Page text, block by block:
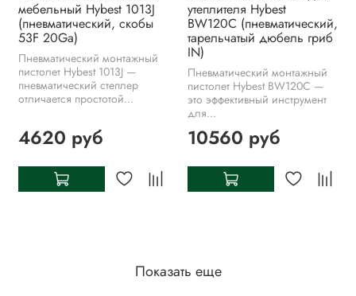
мебельный Hybest 1013J
(пневматический, скобы
53F 20Ga)
Пневматический монтажный
пистолет Hybest 1013J —
пневматический степлер
отличается простотой...
4620 руб
утеплителя Hybest
BW120C (пневматический,
тарельчатый дюбель гриб
IN)
Пневматический монтажный
пистолет Hybest BW120C —
это эффективный инструмент
для...
10560 руб
Показать еще